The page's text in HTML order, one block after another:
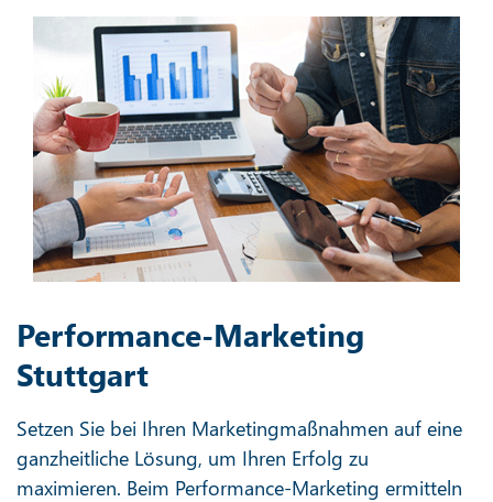
Performance-Marketing
Stuttgart
Setzen Sie bei Ihren Marketingmaßnahmen auf eine
ganzheitliche Lösung, um Ihren Erfolg zu
maximieren. Beim Performance-Marketing ermitteln